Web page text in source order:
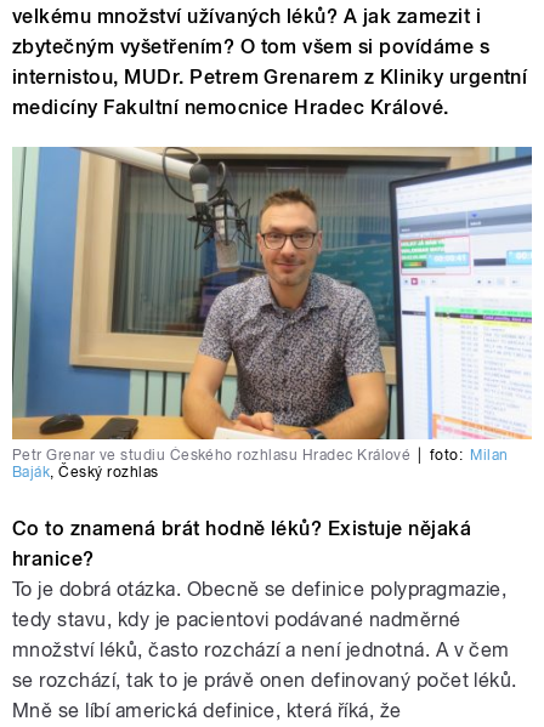
velkému množství užívaných léků? A jak zamezit i
zbytečným vyšetřením? O tom všem si povídáme s
internistou, MUDr. Petrem Grenarem z Kliniky urgentní
medicíny Fakultní nemocnice Hradec Králové.
Petr Grenar ve studiu Českého rozhlasu Hradec Králové foto: Milan
Baják,Český rozhlas
Co to znamená brát hodně léků? Existuje nějaká
hranice?
To je dobrá otázka. Obecně se definice polypragmazie,
tedy stavu, kdy je pacientovi podávané nadměrné
množství léků, často rozchází a není jednotná. A v čem
se rozchází, tak to je právě onen definovaný počet léků.
Mně se líbí americká definice, která říká, že